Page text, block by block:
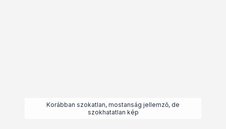
Korábban szokatlan, mostanság jellemző, de
szokhatatlan kép